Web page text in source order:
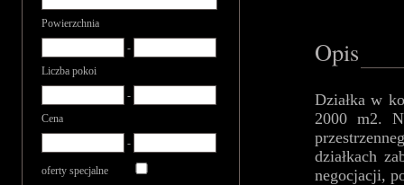
Powierzchnia
-
Liczba pokoi
-
Cena
-
oferty specjalne
Opis
Działka w
2000 m2.
działkach
negocjacji,